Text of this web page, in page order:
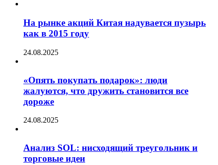
На рынке акций Китая надувается пузырь
как в 2015 году
24.08.2025
«Опять покупать подарок»: люди
жалуются, что дружить становится все
дороже
24.08.2025
Анализ SOL: нисходящий треугольник и
торговые идеи